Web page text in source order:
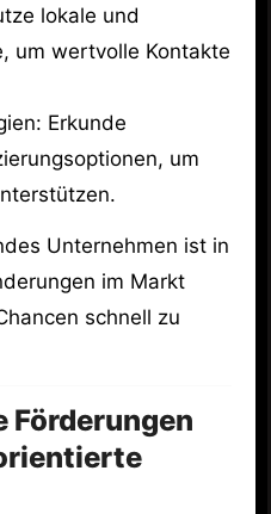
lokale und
um wertvolle Kontakte
Erkunde
um
Unternehmen ist in
im Markt
schnell zu
Förderungen